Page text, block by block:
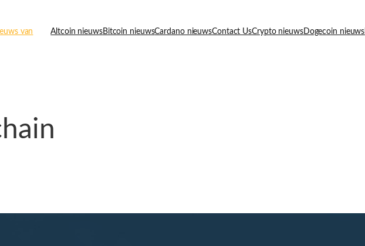
van
Altcoin nieuwsBitcoin nieuwsCardano nieuwsContact UsCrypto nieuwsDogecoin nieuws